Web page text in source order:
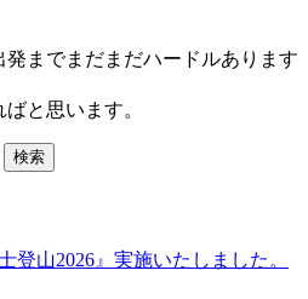
までまだまだハードルあります
と思います。
登山2026』実施いたしました。